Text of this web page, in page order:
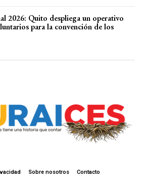
2026: Quito despliega un operativo
para la convención de los
Sobre nosotros Contacto